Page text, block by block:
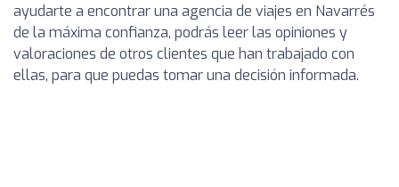
ayudarte a encontrar una agencia de viajes en Navarrés
de la máxima confianza, podrás leer las opiniones y
valoraciones de otros clientes que han trabajado con
ellas, para que puedas tomar una decisión informada.